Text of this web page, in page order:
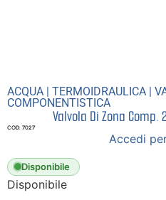
ACQUA | TERMOIDRAULICA |
COMPONENTISTICA
Valvola Di Zona
COD: 7027
Accedi
Disponibile
Disponibile